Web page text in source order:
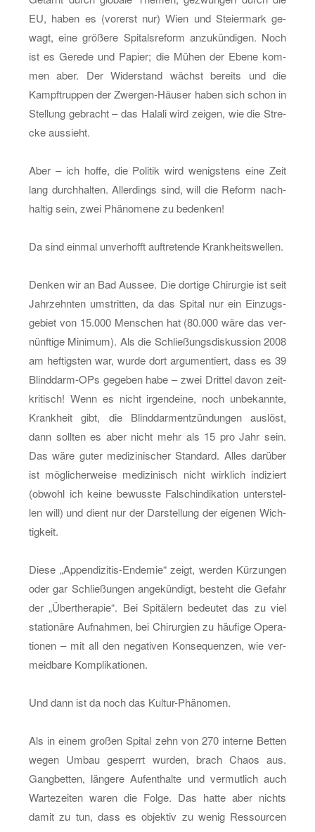
EU, haben es (vor­erst nur) Wien und Stei­er­mark ge­
wagt, eine grö­ße­re Spi­tals­re­form an­zu­kün­di­gen. Noch
ist es Ge­re­de und Pa­pier; die Mühen der Ebene kom­
men aber. Der Wi­der­stand wächst be­reits und die
Kampf­trup­pen der Zwer­gen-Häu­ser haben sich schon in
Stel­lung ge­bracht – das Ha­la­li wird zei­gen, wie die Stre­
cke aus­sieht.
Aber – ich hoffe, die Po­li­tik wird we­nigs­tens eine Zeit
lang durch­hal­ten. Al­ler­dings sind, will die Re­form nach­
hal­tig sein, zwei Phä­no­me­ne zu be­den­ken!
Da sind ein­mal un­ver­hofft auf­tre­ten­de Krank­heits­wel­len.
Den­ken wir an Bad Aus­see. Die dor­ti­ge Chir­ur­gie ist seit
Jahr­zehn­ten um­strit­ten, da das Spi­tal nur ein Ein­zugs­
ge­biet von 15.000 Men­schen hat (80.000 wäre das ver­
nünf­ti­ge Mi­ni­mum). Als die Schlie­ßungs­dis­kus­si­on 2008
am hef­tigs­ten war, wurde dort ar­gu­men­tiert, dass es 39
Blind­darm-OPs ge­ge­ben habe – zwei Drit­tel davon zeit­
kri­tisch! Wenn es nicht ir­gend­ei­ne, noch un­be­kann­te,
Krank­heit gibt, die Blind­darm­ent­zün­dun­gen aus­löst,
dann soll­ten es aber nicht mehr als 15 pro Jahr sein.
Das wäre guter me­di­zi­ni­scher Stan­dard. Alles dar­über
ist mög­li­cher­wei­se me­di­zi­nisch nicht wirk­lich in­di­ziert
(ob­wohl ich keine be­wuss­te Falschin­di­ka­ti­on un­ter­stel­
len will) und dient nur der Dar­stel­lung der ei­ge­nen Wich­
tig­keit.
Diese „Ap­pen­di­zi­tis-En­de­mie“ zeigt, wer­den Kür­zun­gen
oder gar Schlie­ßun­gen an­ge­kün­digt, be­steht die Ge­fahr
der „Über­the­ra­pie“. Bei Spi­tä­lern be­deu­tet das zu viel
sta­tio­nä­re Auf­nah­men, bei Chir­ur­gi­en zu häu­fi­ge Ope­ra­
tio­nen – mit all den ne­ga­ti­ven Kon­se­quen­zen, wie ver­
meid­ba­re Kom­pli­ka­tio­nen.
Und dann ist da noch das Kul­tur-Phä­no­men.
Als in einem gro­ßen Spi­tal zehn von 270 in­ter­ne Bet­ten
wegen Umbau ge­sperrt wur­den, brach Chaos aus.
Gang­bet­ten, län­ge­re Auf­ent­hal­te und ver­mut­lich auch
War­te­zei­ten waren die Folge. Das hatte aber nichts
damit zu tun, dass es ob­jek­tiv zu wenig Res­sour­cen